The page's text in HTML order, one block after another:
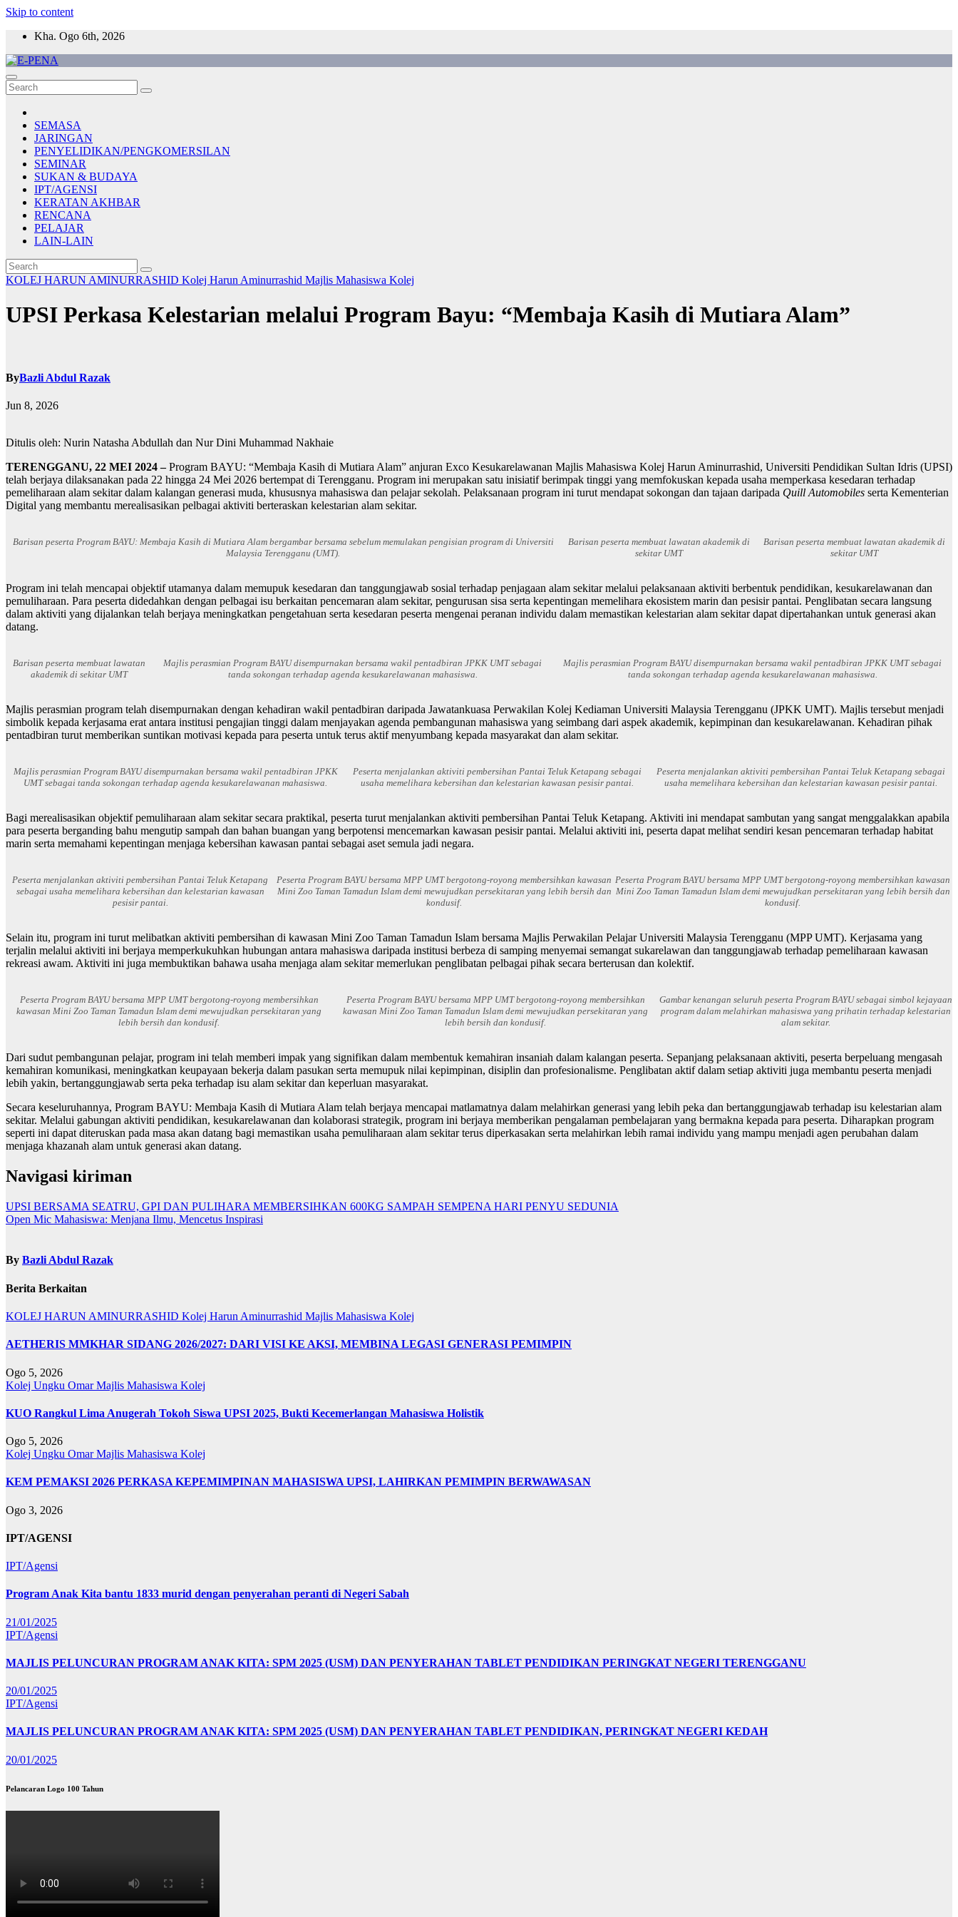
Skip to content
Kha. Ogo 6th, 2026
E-PENA
Berita Digital Terkini
SEMASA
JARINGAN
PENYELIDIKAN/PENGKOMERSILAN
SEMINAR
SUKAN & BUDAYA
IPT/AGENSI
KERATAN AKHBAR
RENCANA
PELAJAR
LAIN-LAIN
KOLEJ HARUN AMINURRASHID Kolej Harun Aminurrashid Majlis Mahasiswa Kolej
UPSI Perkasa Kelestarian melalui Program Bayu: “Membaja Kasih di Mutiara Alam”
ByBazli Abdul Razak
Jun 8, 2026
Ditulis oleh: Nurin Natasha Abdullah dan Nur Dini Muhammad Nakhaie
TERENGGANU, 22 MEI 2024 –Program BAYU: “Membaja Kasih di Mutiara Alam” anjuran Exco Kesukarelawanan Majlis Mahasiswa Kolej Harun Aminurrashid, Universiti Pendidikan Sultan Idris (UPSI)
telah berjaya dilaksanakan pada 22 hingga 24 Mei 2026 bertempat di Terengganu. Program ini merupakan satu inisiatif berimpak tinggi yang memfokuskan kepada usaha memperkasa kesedaran terhadap
pemeliharaan alam sekitar dalam kalangan generasi muda, khususnya mahasiswa dan pelajar sekolah. Pelaksanaan program ini turut mendapat sokongan dan tajaan daripada Quill Automobiles serta Kementerian
Digital yang membantu merealisasikan pelbagai aktiviti berteraskan kelestarian alam sekitar.
Barisan peserta Program BAYU: Membaja Kasih di Mutiara Alam bergambar bersama sebelum memulakan pengisian program di Universiti
Malaysia Terengganu (UMT).
Barisan peserta membuat lawatan akademik di
sekitar UMT
Barisan peserta membuat lawatan akademik di
sekitar UMT
Program ini telah mencapai objektif utamanya dalam memupuk kesedaran dan tanggungjawab sosial terhadap penjagaan alam sekitar melalui pelaksanaan aktiviti berbentuk pendidikan, kesukarelawanan dan
pemuliharaan. Para peserta didedahkan dengan pelbagai isu berkaitan pencemaran alam sekitar, pengurusan sisa serta kepentingan memelihara ekosistem marin dan pesisir pantai. Penglibatan secara langsung
dalam aktiviti yang dijalankan telah berjaya meningkatkan pengetahuan serta kesedaran peserta mengenai peranan individu dalam memastikan kelestarian alam sekitar dapat dipertahankan untuk generasi akan
datang.
Barisan peserta membuat lawatan
akademik di sekitar UMT
Majlis perasmian Program BAYU disempurnakan bersama wakil pentadbiran JPKK UMT sebagai
tanda sokongan terhadap agenda kesukarelawanan mahasiswa.
Majlis perasmian Program BAYU disempurnakan bersama wakil pentadbiran JPKK UMT sebagai
tanda sokongan terhadap agenda kesukarelawanan mahasiswa.
Majlis perasmian program telah disempurnakan dengan kehadiran wakil pentadbiran daripada Jawatankuasa Perwakilan Kolej Kediaman Universiti Malaysia Terengganu (JPKK UMT). Majlis tersebut menjadi
simbolik kepada kerjasama erat antara institusi pengajian tinggi dalam menjayakan agenda pembangunan mahasiswa yang seimbang dari aspek akademik, kepimpinan dan kesukarelawanan. Kehadiran pihak
pentadbiran turut memberikan suntikan motivasi kepada para peserta untuk terus aktif menyumbang kepada masyarakat dan alam sekitar.
Majlis perasmian Program BAYU disempurnakan bersama wakil pentadbiran JPKK
UMT sebagai tanda sokongan terhadap agenda kesukarelawanan mahasiswa.
Peserta menjalankan aktiviti pembersihan Pantai Teluk Ketapang sebagai
usaha memelihara kebersihan dan kelestarian kawasan pesisir pantai.
Peserta menjalankan aktiviti pembersihan Pantai Teluk Ketapang sebagai
usaha memelihara kebersihan dan kelestarian kawasan pesisir pantai.
Bagi merealisasikan objektif pemuliharaan alam sekitar secara praktikal, peserta turut menjalankan aktiviti pembersihan Pantai Teluk Ketapang. Aktiviti ini mendapat sambutan yang sangat menggalakkan apabila
para peserta berganding bahu mengutip sampah dan bahan buangan yang berpotensi mencemarkan kawasan pesisir pantai. Melalui aktiviti ini, peserta dapat melihat sendiri kesan pencemaran terhadap habitat
marin serta memahami kepentingan menjaga kebersihan kawasan pantai sebagai aset semula jadi negara.
Peserta menjalankan aktiviti pembersihan Pantai Teluk Ketapang
sebagai usaha memelihara kebersihan dan kelestarian kawasan
pesisir pantai.
Peserta Program BAYU bersama MPP UMT bergotong-royong membersihkan kawasan
Mini Zoo Taman Tamadun Islam demi mewujudkan persekitaran yang lebih bersih dan
kondusif.
Peserta Program BAYU bersama MPP UMT bergotong-royong membersihkan kawasan
Mini Zoo Taman Tamadun Islam demi mewujudkan persekitaran yang lebih bersih dan
kondusif.
Selain itu, program ini turut melibatkan aktiviti pembersihan di kawasan Mini Zoo Taman Tamadun Islam bersama Majlis Perwakilan Pelajar Universiti Malaysia Terengganu (MPP UMT). Kerjasama yang
terjalin melalui aktiviti ini berjaya memperkukuhkan hubungan antara mahasiswa daripada institusi berbeza di samping menyemai semangat sukarelawan dan tanggungjawab terhadap pemeliharaan kawasan
rekreasi awam. Aktiviti ini juga membuktikan bahawa usaha menjaga alam sekitar memerlukan penglibatan pelbagai pihak secara berterusan dan kolektif.
Peserta Program BAYU bersama MPP UMT bergotong-royong membersihkan
kawasan Mini Zoo Taman Tamadun Islam demi mewujudkan persekitaran yang
lebih bersih dan kondusif.
Peserta Program BAYU bersama MPP UMT bergotong-royong membersihkan
kawasan Mini Zoo Taman Tamadun Islam demi mewujudkan persekitaran yang
lebih bersih dan kondusif.
Gambar kenangan seluruh peserta Program BAYU sebagai simbol kejayaan
program dalam melahirkan mahasiswa yang prihatin terhadap kelestarian
alam sekitar.
Dari sudut pembangunan pelajar, program ini telah memberi impak yang signifikan dalam membentuk kemahiran insaniah dalam kalangan peserta. Sepanjang pelaksanaan aktiviti, peserta berpeluang mengasah
kemahiran komunikasi, meningkatkan keupayaan bekerja dalam pasukan serta memupuk nilai kepimpinan, disiplin dan profesionalisme. Penglibatan aktif dalam setiap aktiviti juga membantu peserta menjadi
lebih yakin, bertanggungjawab serta peka terhadap isu alam sekitar dan keperluan masyarakat.
Secara keseluruhannya, Program BAYU: Membaja Kasih di Mutiara Alam telah berjaya mencapai matlamatnya dalam melahirkan generasi yang lebih peka dan bertanggungjawab terhadap isu kelestarian alam
sekitar. Melalui gabungan aktiviti pendidikan, kesukarelawanan dan kolaborasi strategik, program ini berjaya memberikan pengalaman pembelajaran yang bermakna kepada para peserta. Diharapkan program
seperti ini dapat diteruskan pada masa akan datang bagi memastikan usaha pemuliharaan alam sekitar terus diperkasakan serta melahirkan lebih ramai individu yang mampu menjadi agen perubahan dalam
menjaga khazanah alam untuk generasi akan datang.
Navigasi kiriman
UPSI BERSAMA SEATRU, GPI DAN PULIHARA MEMBERSIHKAN 600KG SAMPAH SEMPENA HARI PENYU SEDUNIA
Open Mic Mahasiswa: Menjana Ilmu, Mencetus Inspirasi
By Bazli Abdul Razak
Berita Berkaitan
KOLEJ HARUN AMINURRASHID Kolej Harun Aminurrashid Majlis Mahasiswa Kolej
AETHERIS MMKHAR SIDANG 2026/2027: DARI VISI KE AKSI, MEMBINA LEGASI GENERASI PEMIMPIN
Ogo 5, 2026
Kolej Ungku OmarMajlis Mahasiswa Kolej
KUO Rangkul Lima Anugerah Tokoh Siswa UPSI 2025, Bukti Kecemerlangan Mahasiswa Holistik
Ogo 5, 2026
Kolej Ungku OmarMajlis Mahasiswa Kolej
KEM PEMAKSI 2026 PERKASA KEPEMIMPINAN MAHASISWA UPSI, LAHIRKAN PEMIMPIN BERWAWASAN
Ogo 3, 2026
IPT/AGENSI
IPT/Agensi
Program Anak Kita bantu 1833 murid dengan penyerahan peranti di Negeri Sabah
21/01/2025
IPT/Agensi
MAJLIS PELUNCURAN PROGRAM ANAK KITA: SPM 2025 (USM) DAN PENYERAHAN TABLET PENDIDIKAN PERINGKAT NEGERI TERENGGANU
20/01/2025
IPT/Agensi
MAJLIS PELUNCURAN PROGRAM ANAK KITA: SPM 2025 (USM) DAN PENYERAHAN TABLET PENDIDIKAN, PERINGKAT NEGERI KEDAH
20/01/2025
Pelancaran Logo 100 Tahun